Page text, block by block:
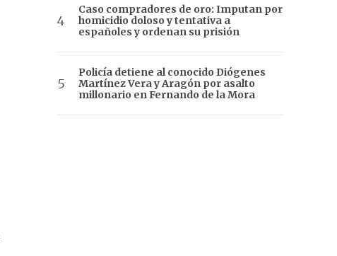
Caso compradores de oro: Imputan por
homicidio doloso y tentativa a
españoles y ordenan su prisión
Policía detiene al conocido Diógenes
Martínez Vera y Aragón por asalto
millonario en Fernando de la Mora